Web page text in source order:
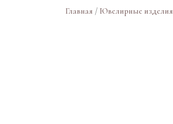
Главная /Ювелирные изделия